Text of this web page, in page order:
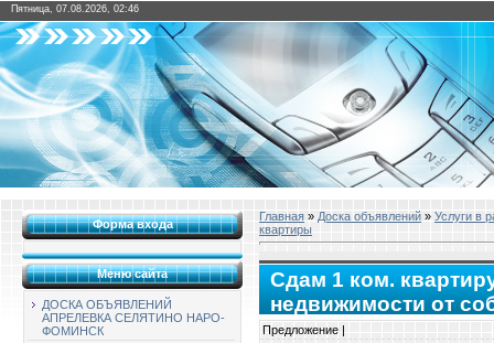
Пятница, 07.08.2026, 02:46
Форма входа
Меню сайта
ДОСКА ОБЪЯВЛЕНИЙ
АПРЕЛЕВКА СЕЛЯТИНО НАРО-
ФОМИНСК
Главная » Доска объявлений » Услуги в
квартиры
Сдам 1 ком.
недвижимости от
Предложение |